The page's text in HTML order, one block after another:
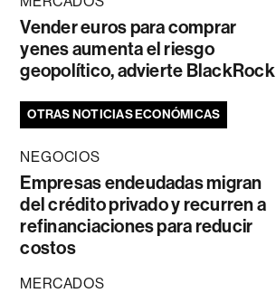
Vender euros para comprar
yenes aumenta el riesgo
geopolítico, advierte BlackRock
OTRAS NOTICIAS ECONÓMICAS
NEGOCIOS
Empresas endeudadas migran
del crédito privado y recurren a
refinanciaciones para reducir
costos
MERCADOS